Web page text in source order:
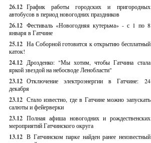
26.12 График работы городских и пригородных
автобусов в период новогодних праздников
26.12 Фестиваль «Новогодняя кутерьма» - с 1 по 8
января в Гатчине
25.12 На Соборной готовится к открытию бесплатный
каток!
24.12 Дрозденко: "Мы хотим, чтобы Гатчина стала
яркой звездой на небосводе Ленобласти"
23.12 Отключение электроэнергии в Гатчине: 24
декабря
23.12 Стало известно, где в Гатчине можно запускать
салюты и фейерверки
23.12 Полная афиша новогодних и рождественских
мероприятий Гатчинского округа
13.12 В Гатчинском парке найден ранее неизвестный